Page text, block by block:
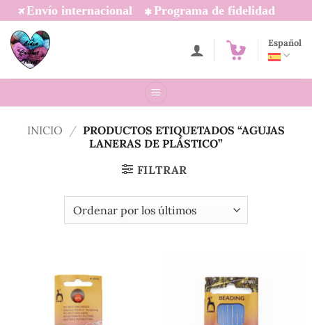
Saltar
al
contenido
Envío internacional Programa de fidelidad
Español
INICIO / PRODUCTOS ETIQUETADOS “AGUJAS
LANERAS DE PLÁSTICO”
FILTRAR